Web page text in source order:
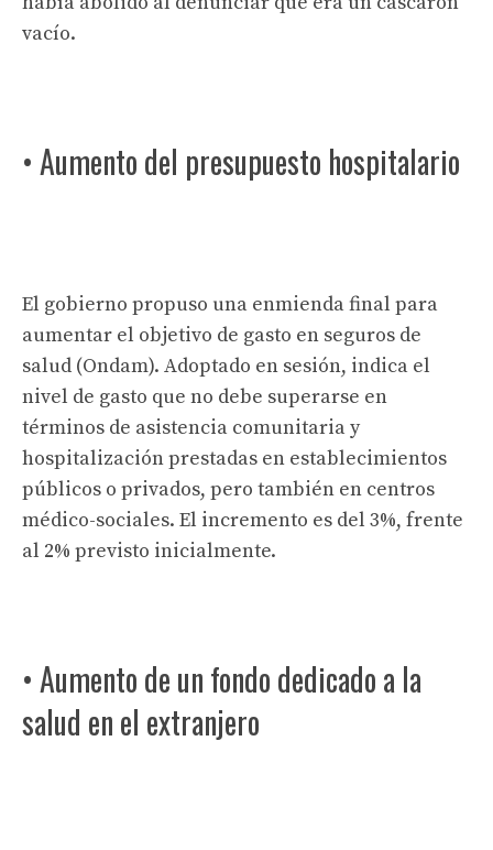
vacío.
• Aumento del presupuesto hospitalario
El gobierno propuso una enmienda final para
aumentar el objetivo de gasto en seguros de
salud (Ondam). Adoptado en sesión, indica el
nivel de gasto que no debe superarse en
términos de asistencia comunitaria y
hospitalización prestadas en establecimientos
públicos o privados, pero también en centros
médico-sociales. El incremento es del 3%, frente
al 2% previsto inicialmente.
• Aumento de un fondo dedicado a la
salud en el extranjero